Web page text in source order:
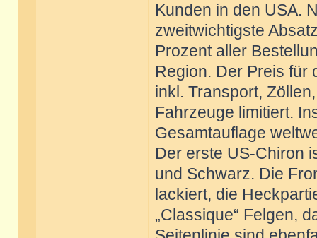
Kunden in den USA.
zweitwichtigste
Prozent aller
Region. Der Preis für
inkl. Transport,
Fahrzeuge limitiert.
Gesamtauflage
Der erste US-Chiron
und Schwarz. Die
lackiert, die
„Classique“ Felgen,